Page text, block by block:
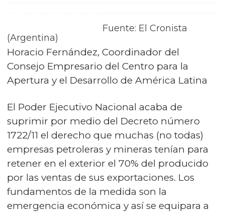
Fuente: El Cronista
(Argentina)
Horacio Fernández, Coordinador del
Consejo Empresario del Centro para la
Apertura y el Desarrollo de América Latina
El Poder Ejecutivo Nacional acaba de
suprimir por medio del Decreto número
1722/11 el derecho que muchas (no todas)
empresas petroleras y mineras tenían para
retener en el exterior el 70% del producido
por las ventas de sus exportaciones. Los
fundamentos de la medida son la
emergencia económica y así se equipara a